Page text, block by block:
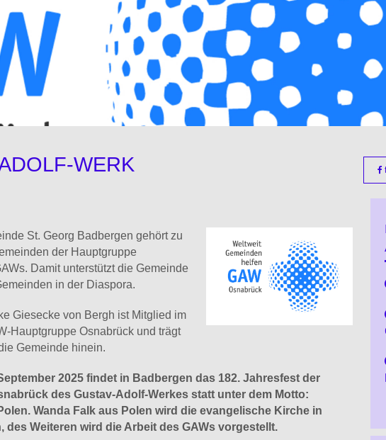
WERK
St. Georg Badbergen gehört zu
der Hauptgruppe
Damit unterstützt die Gemeinde
in der Diaspora.
Giesecke von Bergh ist Mitglied im
Hauptgruppe Osnabrück und trägt
Gemeinde hinein.
2025 findet in Badbergen das 182. Jahresfest der
des Gustav-Adolf-Werkes statt unter dem Motto:
Wanda Falk aus Polen wird die evangelische Kirche in
des Weiteren wird die Arbeit des GAWs vorgestellt.